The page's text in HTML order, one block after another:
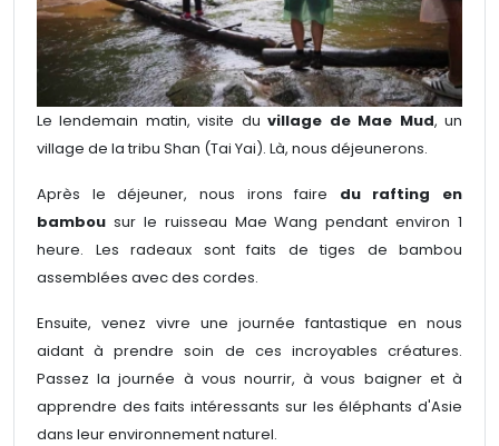
Le lendemain matin, visite duvillage de Mae Mud, un
village de la tribu Shan (Tai Yai). Là, nous déjeunerons.
Après le déjeuner, nous irons faire du rafting en
bambou sur le ruisseau Mae Wang pendant environ 1
heure. Les radeaux sont faits de tiges de bambou
assemblées avec des cordes.
Ensuite, venez vivre une journée fantastique en nous
aidant à prendre soin de ces incroyables créatures.
Passez la journée à vous nourrir, à vous baigner et à
apprendre des faits intéressants sur les éléphants d'Asie
dans leur environnement naturel.